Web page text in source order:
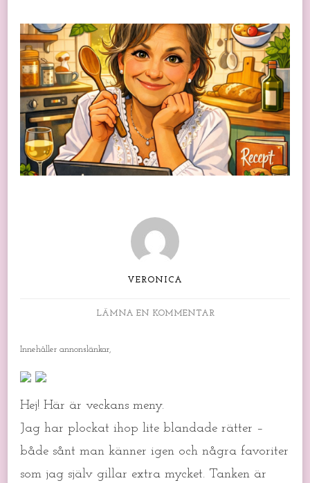
VERONICA
LÄMNA EN KOMMENTARPÅ
Innehåller annonslänkar,
Hej! Här är veckans meny.
Jag har plockat ihop lite blandade rätter –
både sånt man känner igen och några favoriter
som jag själv gillar extra mycket. Tanken är